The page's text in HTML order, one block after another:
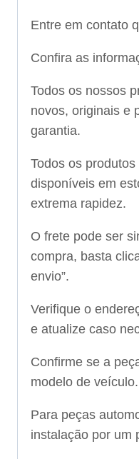
Entre em contato
Confira as
Todos os nossos
novos, originais e
garantia.
Todos os
disponíveis em
extrema rapidez.
O frete pode ser
compra, basta
envio”.
Verifique o
e atualize caso
Confirme se a
modelo de veículo.
Para peças
instalação por um